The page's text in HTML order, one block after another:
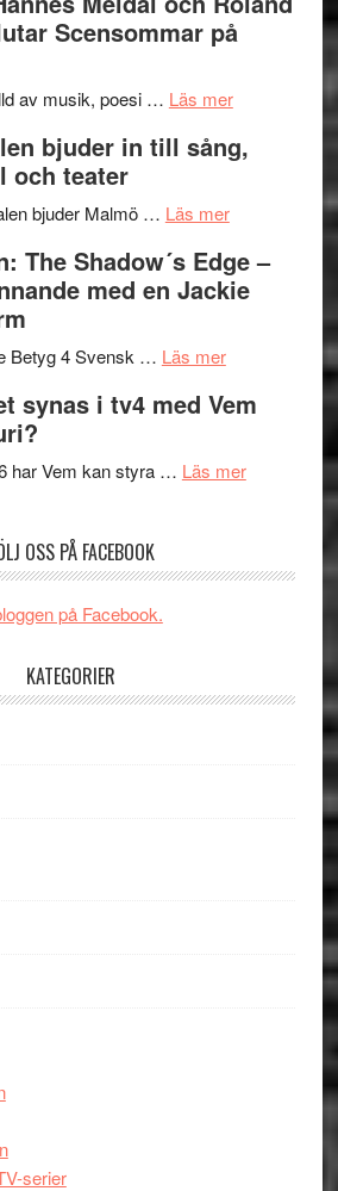
I
Delvis
genrens
terräng
på
Scensommar på
av musik, poesi … Läs merom
Endre,
Roland
Pöntinen
Artipelag
bjuder in till sång,
och teater
bjuder Malmö … Läs merom
bjuder
in
samtal
teater
The Shadow´s Edge –
med en Jackie
Betyg 4 Svensk … Läs merom
Filmrecension:
The
´s
och
Jackie
synas i tv4 med Vem
har Vem kan styra … Läs merom
synas
Vem
OSS PÅ FACEBOOK
på Facebook.
KATEGORIER
serier